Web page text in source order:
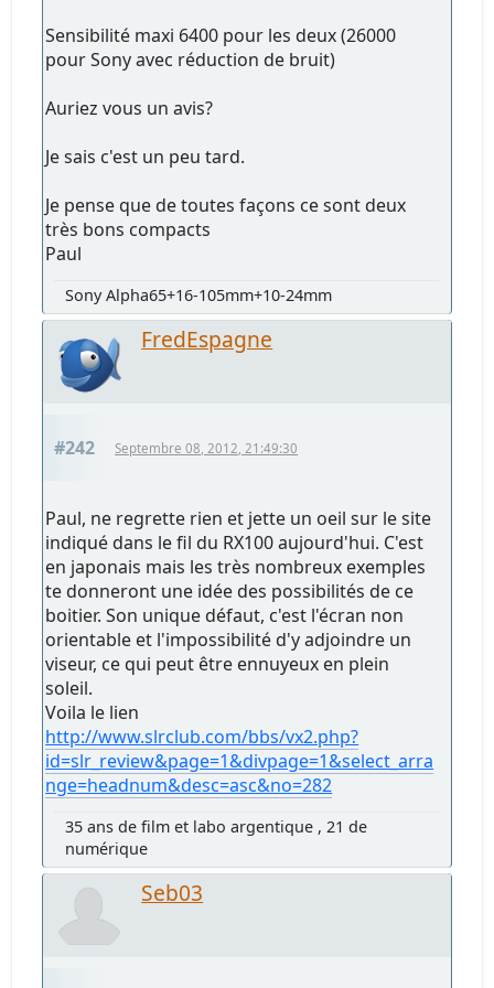
Sensibilité maxi 6400 pour les deux (26000
pour Sony avec réduction de bruit)
Auriez vous un avis?
Je sais c'est un peu tard.
Je pense que de toutes façons ce sont deux
très bons compacts
Paul
Sony Alpha65+16-105mm+10-24mm
FredEspagne
#242 Septembre 08, 2012, 21:49:30
Paul, ne regrette rien et jette un oeil sur le site
indiqué dans le fil du RX100 aujourd'hui. C'est
en japonais mais les très nombreux exemples
te donneront une idée des possibilités de ce
boitier. Son unique défaut, c'est l'écran non
orientable et l'impossibilité d'y adjoindre un
viseur, ce qui peut être ennuyeux en plein
soleil.
Voila le lien
http://www.slrclub.com/bbs/vx2.php?
id=slr_review&page=1&divpage=1&select_arra
nge=headnum&desc=asc&no=282
35 ans de film et labo argentique , 21 de
numérique
Seb03